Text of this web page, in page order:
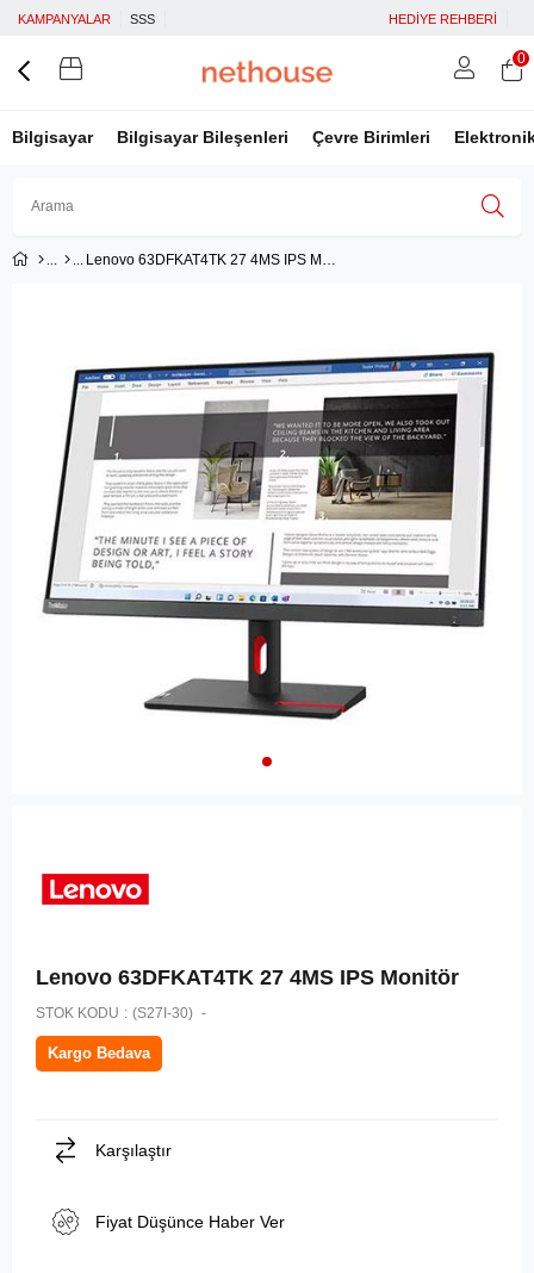
KAMPANYALAR SSS HEDİYE REHBERİ
Bilgisayar Bilgisayar Bileşenleri Çevre Birimleri
0
Lenovo 63DFKAT4TK 27 4MS IPS Monitör
Lenovo 63DFKAT4TK 27 4MS IPS Monitör
STOK KODU (S27I-30)
Kargo Bedava
Karşılaştır
Fiyat Düşünce Haber Ver